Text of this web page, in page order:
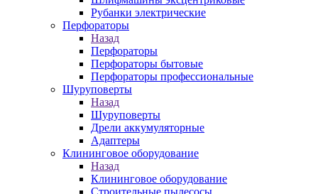
Рубанки электрические
Перфораторы
Назад
Перфораторы
Перфораторы бытовые
Перфораторы профессиональные
Шуруповерты
Назад
Шуруповерты
Дрели аккумуляторные
Адаптеры
Клининговое оборудование
Назад
Клининговое оборудование
Строительные пылесосы